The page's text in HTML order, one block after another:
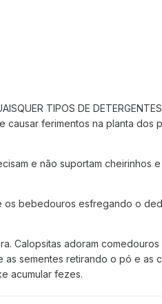
TIPOS DE
causar ferimentos na planta
e não suportam
bebedouros esfregando o
Calopsitas adoram
sementes retirando o pó e
acumular fezes.